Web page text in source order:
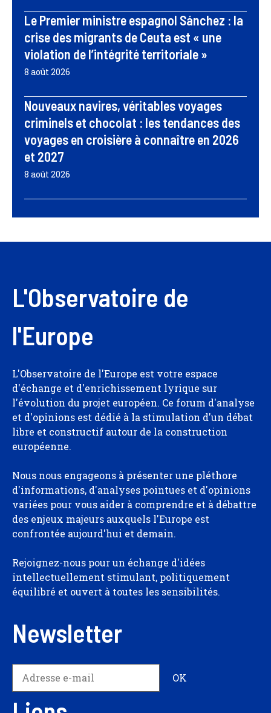
Le Premier ministre espagnol Sánchez : la
crise des migrants de Ceuta est « une
violation de l’intégrité territoriale »
8 août 2026
Nouveaux navires, véritables voyages
criminels et chocolat : les tendances des
voyages en croisière à connaître en 2026
et 2027
8 août 2026
L'Observatoire de
l'Europe
L'Observatoire de l'Europe est votre espace
d'échange et d'enrichissement lyrique sur
l'évolution du projet européen. Ce forum d'analyse
et d'opinions est dédié à la stimulation d'un débat
libre et constructif autour de la construction
européenne.
Nous nous engageons à présenter une pléthore
d'informations, d'analyses pointues et d'opinions
variées pour vous aider à comprendre et à débattre
des enjeux majeurs auxquels l'Europe est
confrontée aujourd'hui et demain.
Rejoignez-nous pour un échange d'idées
intellectuellement stimulant, politiquement
équilibré et ouvert à toutes les sensibilités.
Newsletter